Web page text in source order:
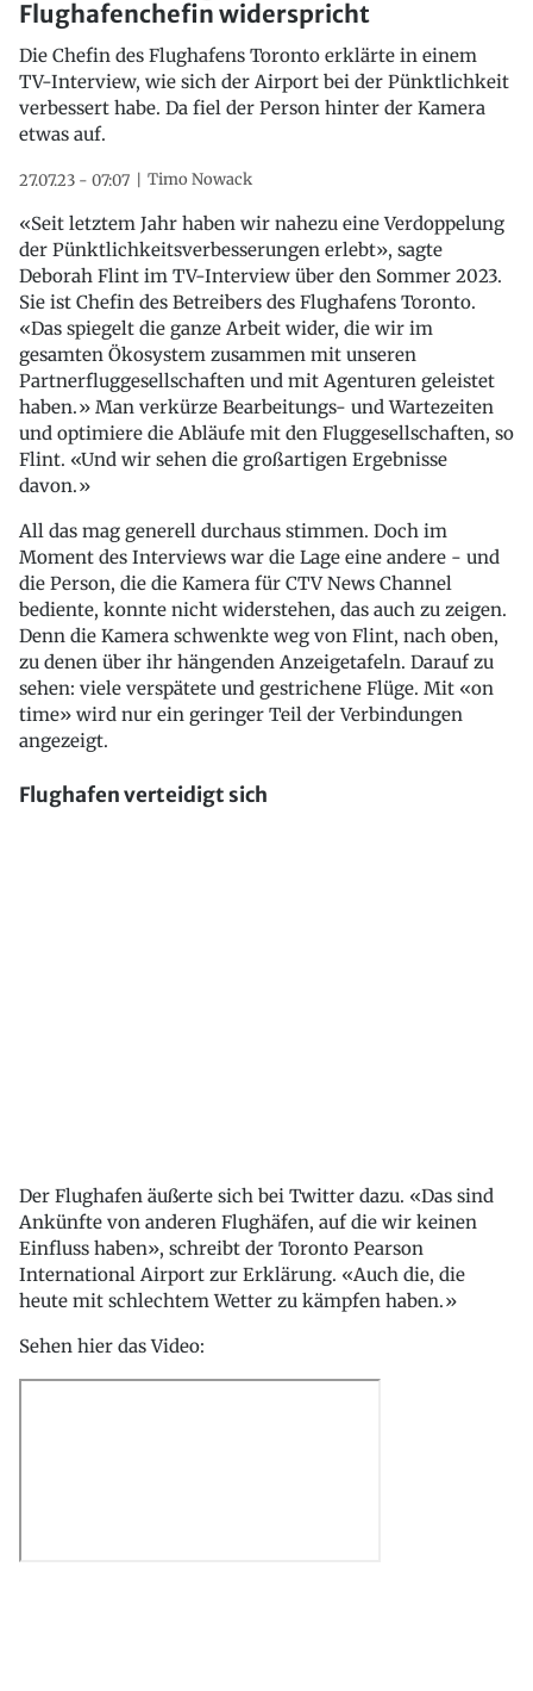
Flughafenchefin widerspricht
Die Chefin des Flughafens Toronto erklärte in einem
TV-Interview, wie sich der Airport bei der Pünktlichkeit
verbessert habe. Da fiel der Person hinter der Kamera
etwas auf.
27.07.23 - 07:07 Timo Nowack
«Seit letztem Jahr haben wir nahezu eine Verdoppelung
der Pünktlichkeitsverbesserungen erlebt», sagte
Deborah Flint im TV-Interview über den Sommer 2023.
Sie ist Chefin des Betreibers des Flughafens Toronto.
«Das spiegelt die ganze Arbeit wider, die wir im
gesamten Ökosystem zusammen mit unseren
Partnerfluggesellschaften und mit Agenturen geleistet
haben.» Man verkürze Bearbeitungs- und Wartezeiten
und optimiere die Abläufe mit den Fluggesellschaften, so
Flint. «Und wir sehen die großartigen Ergebnisse
davon.»
All das mag generell durchaus stimmen. Doch im
Moment des Interviews war die Lage eine andere - und
die Person, die die Kamera für CTV News Channel
bediente, konnte nicht widerstehen, das auch zu zeigen.
Denn die Kamera schwenkte weg von Flint, nach oben,
zu denen über ihr hängenden Anzeigetafeln. Darauf zu
sehen: viele verspätete und gestrichene Flüge. Mit «on
time» wird nur ein geringer Teil der Verbindungen
angezeigt.
Flughafen verteidigt sich
Der Flughafen äußerte sich bei Twitter dazu. «Das sind
Ankünfte von anderen Flughäfen, auf die wir keinen
Einfluss haben», schreibt der Toronto Pearson
International Airport zur Erklärung. «Auch die, die
heute mit schlechtem Wetter zu kämpfen haben.»
Sehen hier das Video: